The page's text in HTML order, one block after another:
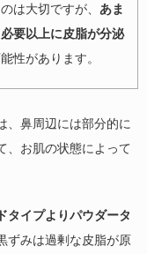
は大切ですが、 あま
要以上に皮脂が分泌
性があります。
、鼻周辺には部分的に
、お肌の状態によって
タイプよりパウダータ
ずみは過剰な皮脂が原